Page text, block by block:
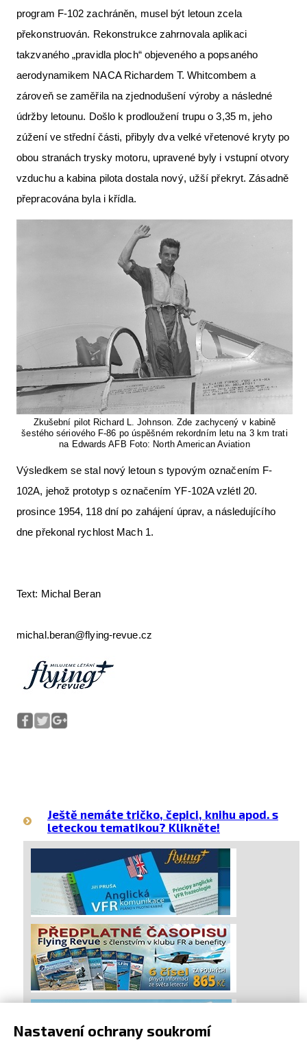
program F-102 zachráněn, musel být letoun zcela
překonstruován. Rekonstrukce zahrnovala aplikaci
takzvaného „pravidla ploch“ objeveného a popsaného
aerodynamikem NACA Richardem T. Whitcombem a
zároveň se zaměřila na zjednodušení výroby a následné
údržby letounu. Došlo k prodloužení trupu o 3,35 m, jeho
zúžení ve střední části, přibyly dva velké vřetenové kryty po
obou stranách trysky motoru, upravené byly i vstupní otvory
vzduchu a kabina pilota dostala nový, užší překryt. Zásadně
přepracována byla i křídla.
Zkušební pilot Richard L. Johnson. Zde zachycený v kabině
šestého sériového F-86 po úspěšném rekordním letu na 3 km trati
na Edwards AFB Foto: North American Aviation
Výsledkem se stal nový letoun s typovým označením F-
102A, jehož prototyp s označením YF-102A vzlétl 20.
prosince 1954, 118 dní po zahájení úprav, a následujícího
dne překonal rychlost Mach 1.
Text: Michal Beran
michal.beran@flying-revue.cz
Ještě nemáte tričko, čepici, knihu apod. s
leteckou tematikou? Klikněte!
Nastavení ochrany soukromí